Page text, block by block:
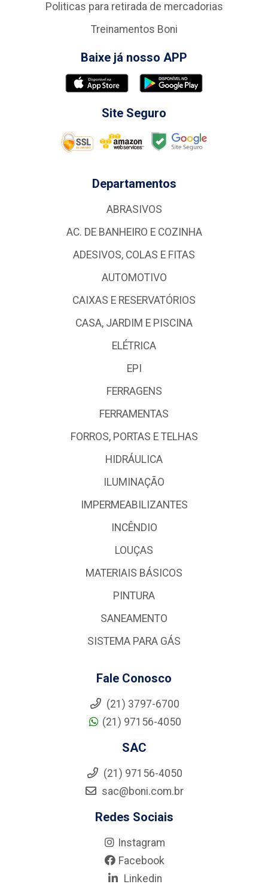
Politicas para retirada de mercadorias
Treinamentos Boni
Baixe já nosso APP
Site Seguro
Departamentos
ABRASIVOS
AC. DE BANHEIRO E COZINHA
ADESIVOS, COLAS E FITAS
AUTOMOTIVO
CAIXAS E RESERVATÓRIOS
CASA, JARDIM E PISCINA
ELÉTRICA
EPI
FERRAGENS
FERRAMENTAS
FORROS, PORTAS E TELHAS
HIDRÁULICA
ILUMINAÇÃO
IMPERMEABILIZANTES
INCÊNDIO
LOUÇAS
MATERIAIS BÁSICOS
PINTURA
SANEAMENTO
SISTEMA PARA GÁS
Fale Conosco
(21) 3797-6700
(21) 97156-4050
SAC
(21) 97156-4050
sac@boni.com.br
Redes Sociais
Instagram
Facebook
Linkedin